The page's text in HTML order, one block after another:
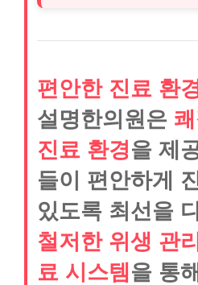
편안한 진료 환
설명한의원은
진료 환경을 제
들이 편안하게
있도록 최선을
철저한 위생 관리
료 시스템을 통해